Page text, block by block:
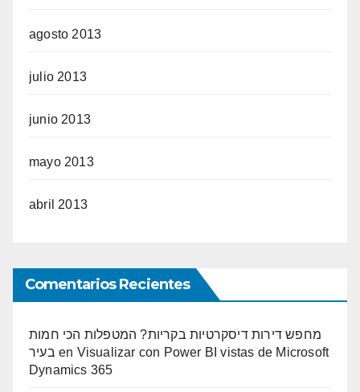
agosto 2013
julio 2013
junio 2013
mayo 2013
abril 2013
Comentarios Recientes
מחפש דירות דיסקרטיות בקריות? המטפלות הכי חמות
בעיר en Visualizar con Power BI vistas de Microsoft
Dynamics 365